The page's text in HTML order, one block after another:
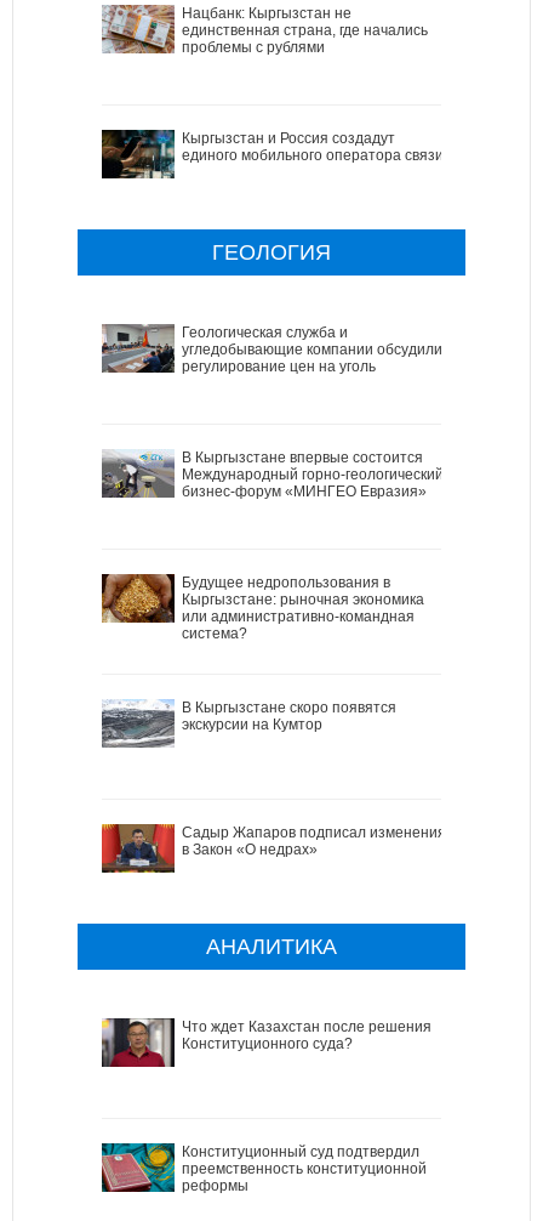
Нацбанк: Кыргызстан не
единственная страна, где начались
проблемы с рублями
Кыргызстан и Россия создадут
единого мобильного оператора связи
ГЕОЛОГИЯ
Геологическая служба и
угледобывающие компании обсудили
регулирование цен на уголь
В Кыргызстане впервые состоится
Международный горно-геологический
бизнес-форум «МИНГЕО Евразия»
Будущее недропользования в
Кыргызстане: рыночная экономика
или административно-командная
система?
В Кыргызстане скоро появятся
экскурсии на Кумтор
Садыр Жапаров подписал изменения
в Закон «О недрах»
АНАЛИТИКА
Что ждет Казахстан после решения
Конституционного суда?
Конституционный суд подтвердил
преемственность конституционной
реформы